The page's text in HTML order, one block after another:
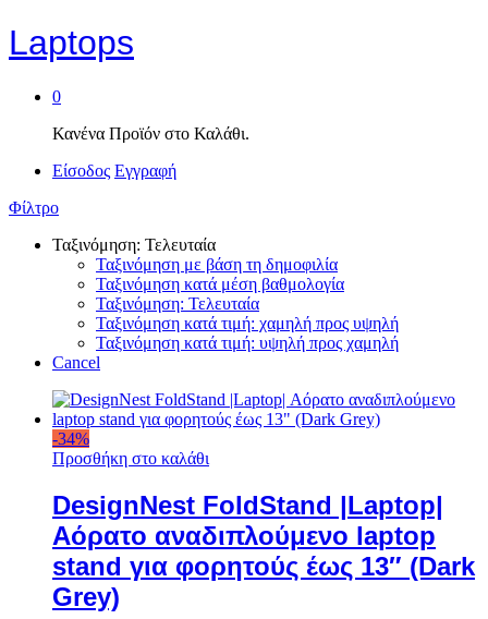
Laptops
0
Κανένα Προϊόν στο Καλάθι.
Είσοδος Εγγραφή
Φίλτρο
Ταξινόμηση: Τελευταία
Ταξινόμηση με βάση τη δημοφιλία
Ταξινόμηση κατά μέση βαθμολογία
Ταξινόμηση: Τελευταία
Ταξινόμηση κατά τιμή: χαμηλή προς υψηλή
Ταξινόμηση κατά τιμή: υψηλή προς χαμηλή
Cancel
-34%
Προσθήκη στο καλάθι
DesignNest FoldStand |Laptop|
Αόρατο αναδιπλούμενο laptop
stand για φορητούς έως 13″ (Dark
Grey)